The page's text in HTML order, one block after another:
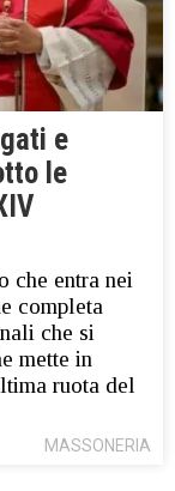
e
le
che entra nei
completa
che si
mette in
ruota del
MASSONERIA